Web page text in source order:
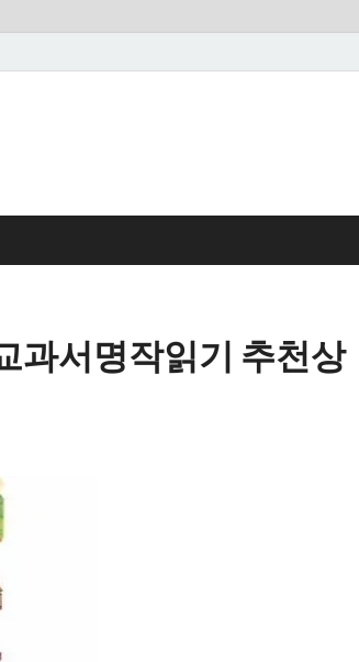
과서명작읽기 추천상